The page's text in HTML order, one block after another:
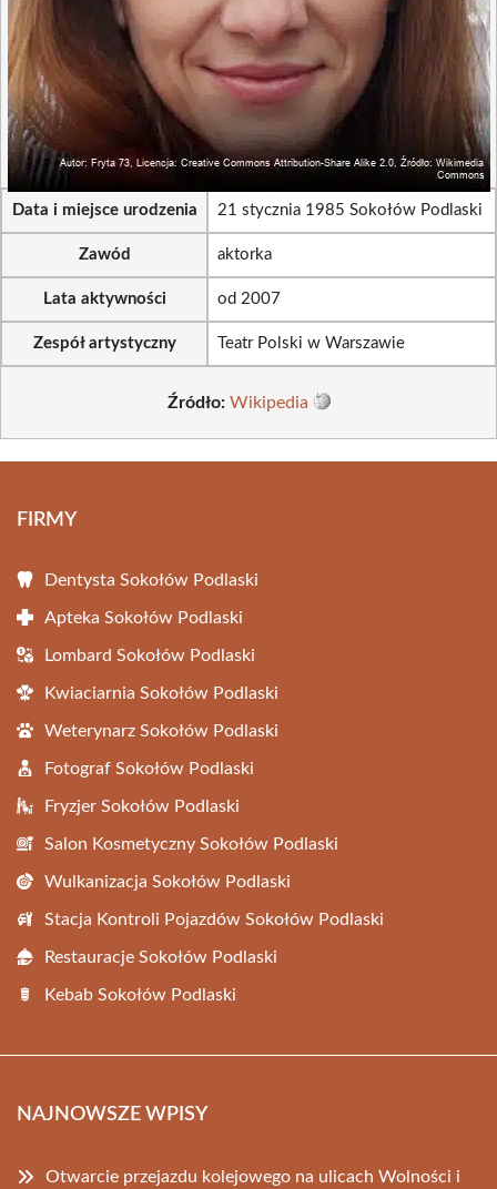
Data i miejsce urodzenia 21 stycznia 1985 Sokołów Podlaski
Zawód aktorka
Lata aktywności od 2007
Zespół artystyczny Teatr Polski w Warszawie
Źródło: Wikipedia
FIRMY
Dentysta Sokołów Podlaski
Apteka Sokołów Podlaski
Lombard Sokołów Podlaski
Kwiaciarnia Sokołów Podlaski
Weterynarz Sokołów Podlaski
Fotograf Sokołów Podlaski
Fryzjer Sokołów Podlaski
Salon Kosmetyczny Sokołów Podlaski
Wulkanizacja Sokołów Podlaski
Stacja Kontroli Pojazdów Sokołów Podlaski
Restauracje Sokołów Podlaski
Kebab Sokołów Podlaski
NAJNOWSZE WPISY
Otwarcie przejazdu kolejowego na ulicach Wolności i